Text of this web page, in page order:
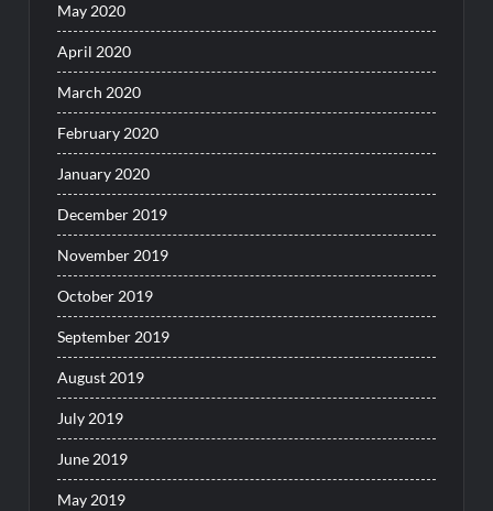
May 2020
April 2020
March 2020
February 2020
January 2020
December 2019
November 2019
October 2019
September 2019
August 2019
July 2019
June 2019
May 2019